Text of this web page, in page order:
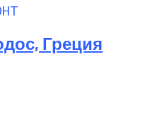
Греция